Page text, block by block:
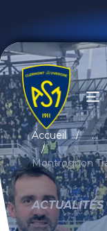
Accueil ...
ACTUALITÉS